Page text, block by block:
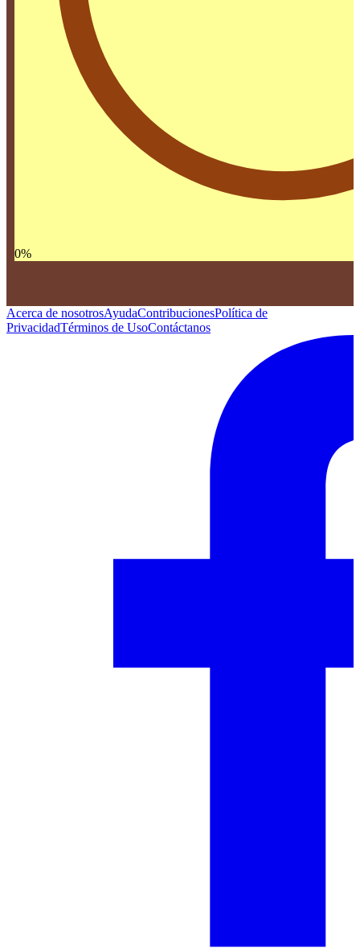
0%
Acerca de nosotrosAyudaContribucionesPolítica de
PrivacidadTérminos de UsoContáctanos